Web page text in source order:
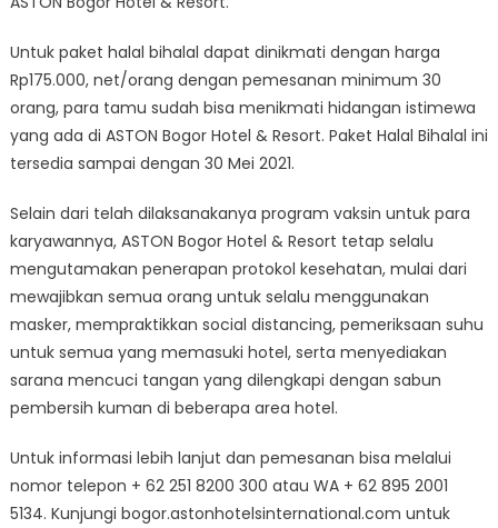
Untuk paket halal bihalal dapat dinikmati dengan harga
Rp175.000, net/orang dengan pemesanan minimum 30
orang, para tamu sudah bisa menikmati hidangan istimewa
yang ada di ASTON Bogor Hotel & Resort. Paket Halal Bihalal ini
tersedia sampai dengan 30 Mei 2021.
Selain dari telah dilaksanakanya program vaksin untuk para
karyawannya, ASTON Bogor Hotel & Resort tetap selalu
mengutamakan penerapan protokol kesehatan, mulai dari
mewajibkan semua orang untuk selalu menggunakan
masker, mempraktikkan social distancing, pemeriksaan suhu
untuk semua yang memasuki hotel, serta menyediakan
sarana mencuci tangan yang dilengkapi dengan sabun
pembersih kuman di beberapa area hotel.
Untuk informasi lebih lanjut dan pemesanan bisa melalui
nomor telepon + 62 251 8200 300 atau WA + 62 895 2001
5134. Kunjungi bogor.astonhotelsinternational.com untuk